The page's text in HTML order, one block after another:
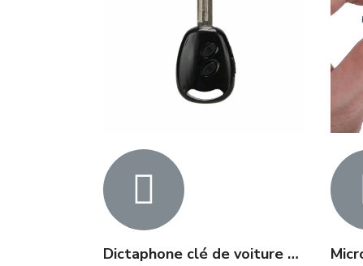
Dictaphone clé de voiture 20 heures d'enregistrement